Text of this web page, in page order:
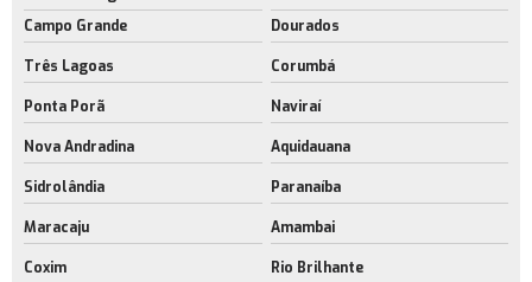
Campo Grande
Dourados
Três Lagoas Corumbá
Ponta Porã Naviraí
Nova Andradina Aquidauana
Sidrolândia Paranaíba
Maracaju Amambai
Coxim Rio Brilhante